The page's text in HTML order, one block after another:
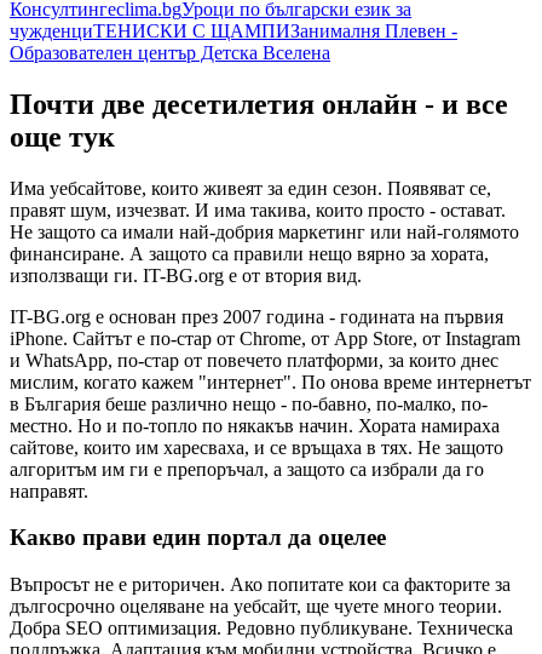
Консултингeclima.bgУроци по български език за
чужденциТЕНИСКИ С ЩАМПИЗанималня Плевен -
Образователен център Детска Вселена
Почти две десетилетия онлайн - и все
още тук
Има уебсайтове, които живеят за един сезон. Появяват се,
правят шум, изчезват. И има такива, които просто - остават.
Не защото са имали най-добрия маркетинг или най-голямото
финансиране. А защото са правили нещо вярно за хората,
използващи ги. IT-BG.org е от втория вид.
IT-BG.org е основан през 2007 година - годината на първия
iPhone. Сайтът е по-стар от Chrome, от App Store, от Instagram
и WhatsApp, по-стар от повечето платформи, за които днес
мислим, когато кажем "интернет". По онова време интернетът
в България беше различно нещо - по-бавно, по-малко, по-
местно. Но и по-топло по някакъв начин. Хората намираха
сайтове, които им харесваха, и се връщаха в тях. Не защото
алгоритъм им ги е препоръчал, а защото са избрали да го
направят.
Какво прави един портал да оцелее
Въпросът не е риторичен. Ако попитате кои са факторите за
дългосрочно оцеляване на уебсайт, ще чуете много теории.
Добра SEO оптимизация. Редовно публикуване. Техническа